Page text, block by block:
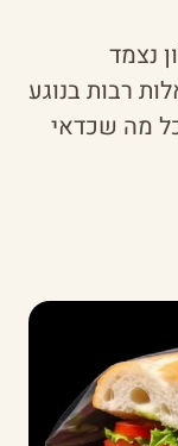
נצמד
רבות בנוגע
מה שכדאי